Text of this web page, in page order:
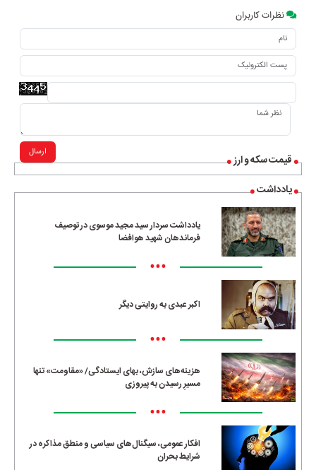
قیمت سکه و ارز
یادداشت
یادداشت سردار سید مجید موسوی در توصیف
فرماندهان شهید هوافضا
•••
اکبر عبدی به روایتی دیگر
•••
هزینه‌های سازش، بهای ایستادگی/ «مقاومت» تنها
مسیرِ رسیدن به پیروزی
•••
افکار عمومی، سیگنال‌های سیاسی و منطق مذاکره در
شرایط بحران
نظرات کاربران
ارسال